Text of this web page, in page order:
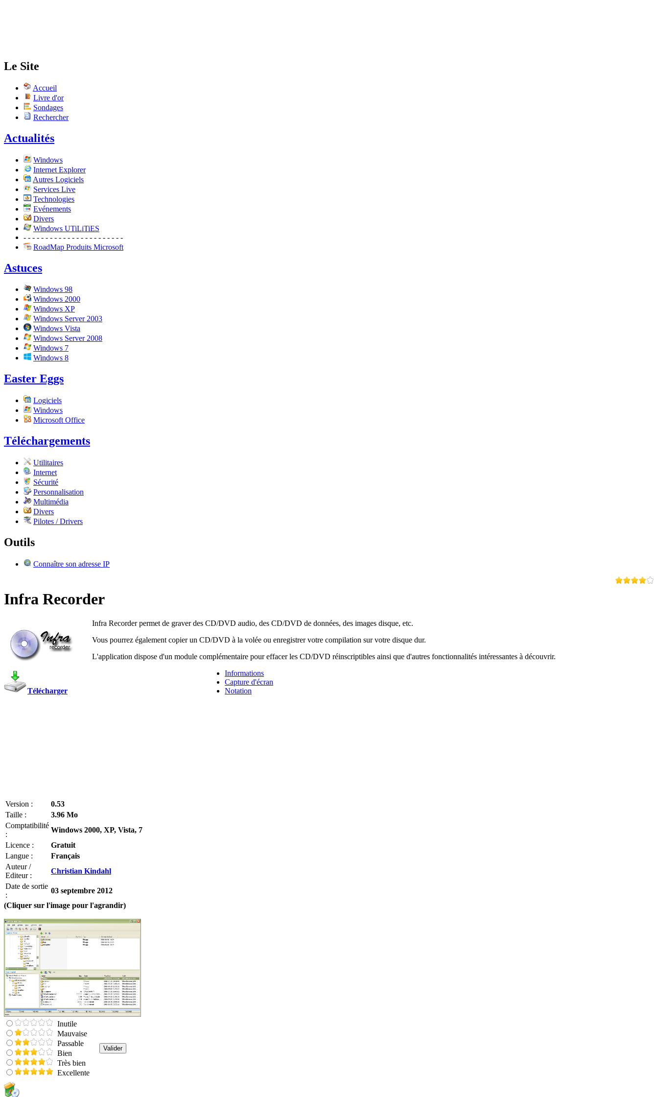
Le Site
Accueil
Livre d'or
Sondages
Rechercher
Actualités
Windows
Internet Explorer
Autres Logiciels
Services Live
Technologies
Evénements
Divers
Windows UTiLiTiES
- - - - - - - - - - - - - - - - - - - - - - -
RoadMap Produits Microsoft
Astuces
Windows 98
Windows 2000
Windows XP
Windows Server 2003
Windows Vista
Windows Server 2008
Windows 7
Windows 8
Easter Eggs
Logiciels
Windows
Microsoft Office
Téléchargements
Utilitaires
Internet
Sécurité
Personnalisation
Multimédia
Divers
Pilotes / Drivers
Outils
Connaître son adresse IP
Infra Recorder
Télécharger
Infra Recorder permet de graver des CD/DVD audio, des CD/DVD de données, des images disque, etc.
Vous pourrez également copier un CD/DVD à la volée ou enregistrer votre compilation sur votre disque dur.
L'application dispose d'un module complémentaire pour effacer les CD/DVD réinscriptibles ainsi que d'autres fonctionnalités intéressantes à découvrir.
Informations
Capture d'écran
Notation
Version :
0.53
Taille :
3.96 Mo
Comptatibilité
:
Windows 2000, XP, Vista, 7
Licence :
Gratuit
Langue :
Français
Auteur /
Editeur :
Christian Kindahl
Date de sortie
:
03 septembre 2012
(Cliquer sur l'image pour l'agrandir)
Inutile
Mauvaise
Passable
Bien
Très bien
Excellente